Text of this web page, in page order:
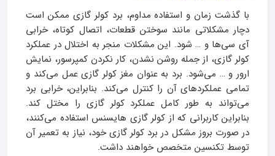
با گذشت زمان و استفاده مداوم، برد کولر گازی ممکن است
دچار مشکلاتی مانند سوختن قطعات، اتصال کوتاه، خرابی
آی سی‌ها و … شود. این مشکلات منجر به اختلال در عملکرد
کولر گازی، از جمله روشن نشدن، کار نکردن کمپرسور، نمایش
ارور و … می‌شود. برد به عنوان مغز کولر گازی عمل می‌کند و
تمامی عملکردهای آن را کنترل می‌کند. بنابراین، خرابی برد
می‌تواند به طور کامل عملکرد کولر گازی را مختل کند.
بنابراین کاربرانی که از کولر گازی هایسنس استفاده می‌کنند،
در صورت بروز مشکل در برد کولر گازی خود، نیاز به تعمیر آن
توسط تکنسین متخصص خواهند داشت.